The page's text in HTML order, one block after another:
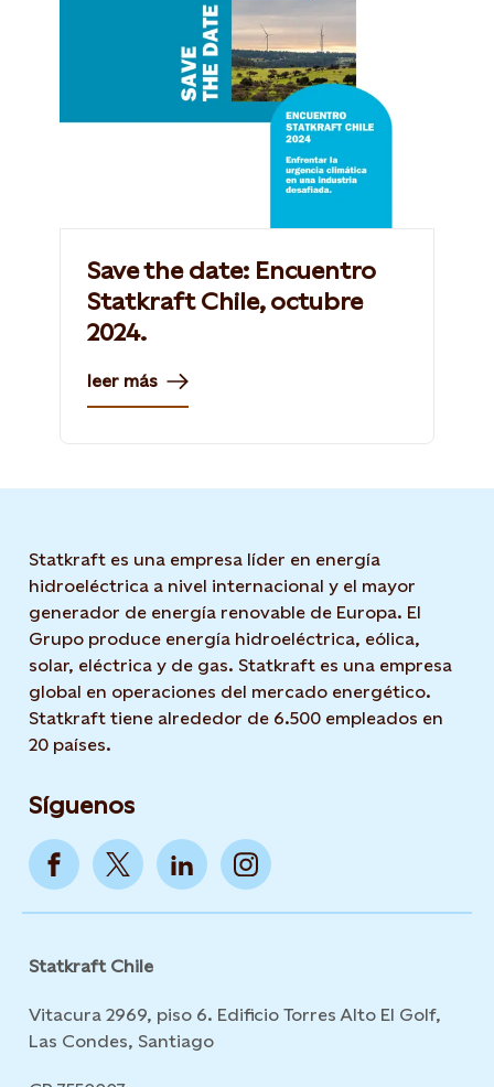
Save the date: Encuentro
Statkraft Chile, octubre
2024.
leer más
Statkraft es una empresa líder en energía
hidroeléctrica a nivel internacional y el mayor
generador de energía renovable de Europa. El
Grupo produce energía hidroeléctrica, eólica,
solar, eléctrica y de gas. Statkraft es una empresa
global en operaciones del mercado energético.
Statkraft tiene alrededor de 6.500 empleados en
20 países.
Síguenos
Statkraft Chile
Vitacura 2969, piso 6. Edificio Torres Alto El Golf,
Las Condes, Santiago